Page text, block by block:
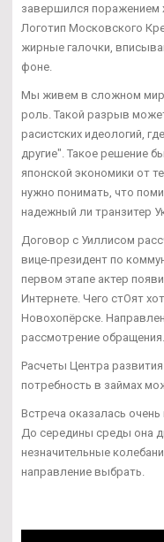
завершился поражением
Логотип Московского
жирные галочки,
фоне.
Мы живем в сложном
роль. Такой разрыв
расистских идеологий,
другие". Такое решение
японской экономики от
нужно понимать, что
надежный ли транзитер
Договор с Уиллисом
вице-президент по
первом этапе актер
Интернете. Чего стОят
Новохопёрске.
рассмотрение обращения.
Расчеты Центра
потребность в займах
Встреча оказалась
До середины среды она
незначительные
направление выбрать.